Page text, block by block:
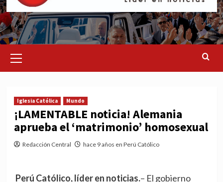
Menu
Iglesia Católica Mundo
¡LAMENTABLE noticia! Alemania
aprueba el ‘matrimonio’ homosexual
Redacción Central hace 9 años en Perú Católico
Perú Católico, líder en noticias.– El gobierno